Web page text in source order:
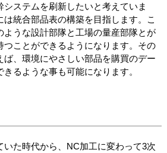
システムを刷新したいと考えていま
統合部品表の構築を目指します。こ
ような設計部隊と工場の量産部隊とが
つことができるようになります。その
ば、環境にやさしい部品を購買のデー
るような事も可能になります。
いた時代から、NC加工に変わって3次